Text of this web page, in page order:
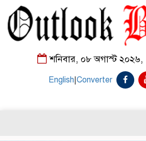
শনিবার, ০৮ অগাস্ট ২০২৬,
English|Converter